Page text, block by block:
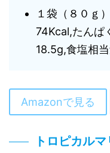
１袋（８０ｇ
74Kcal,たんぱ
18.5g,食塩相
Amazonで見る
トロピカル